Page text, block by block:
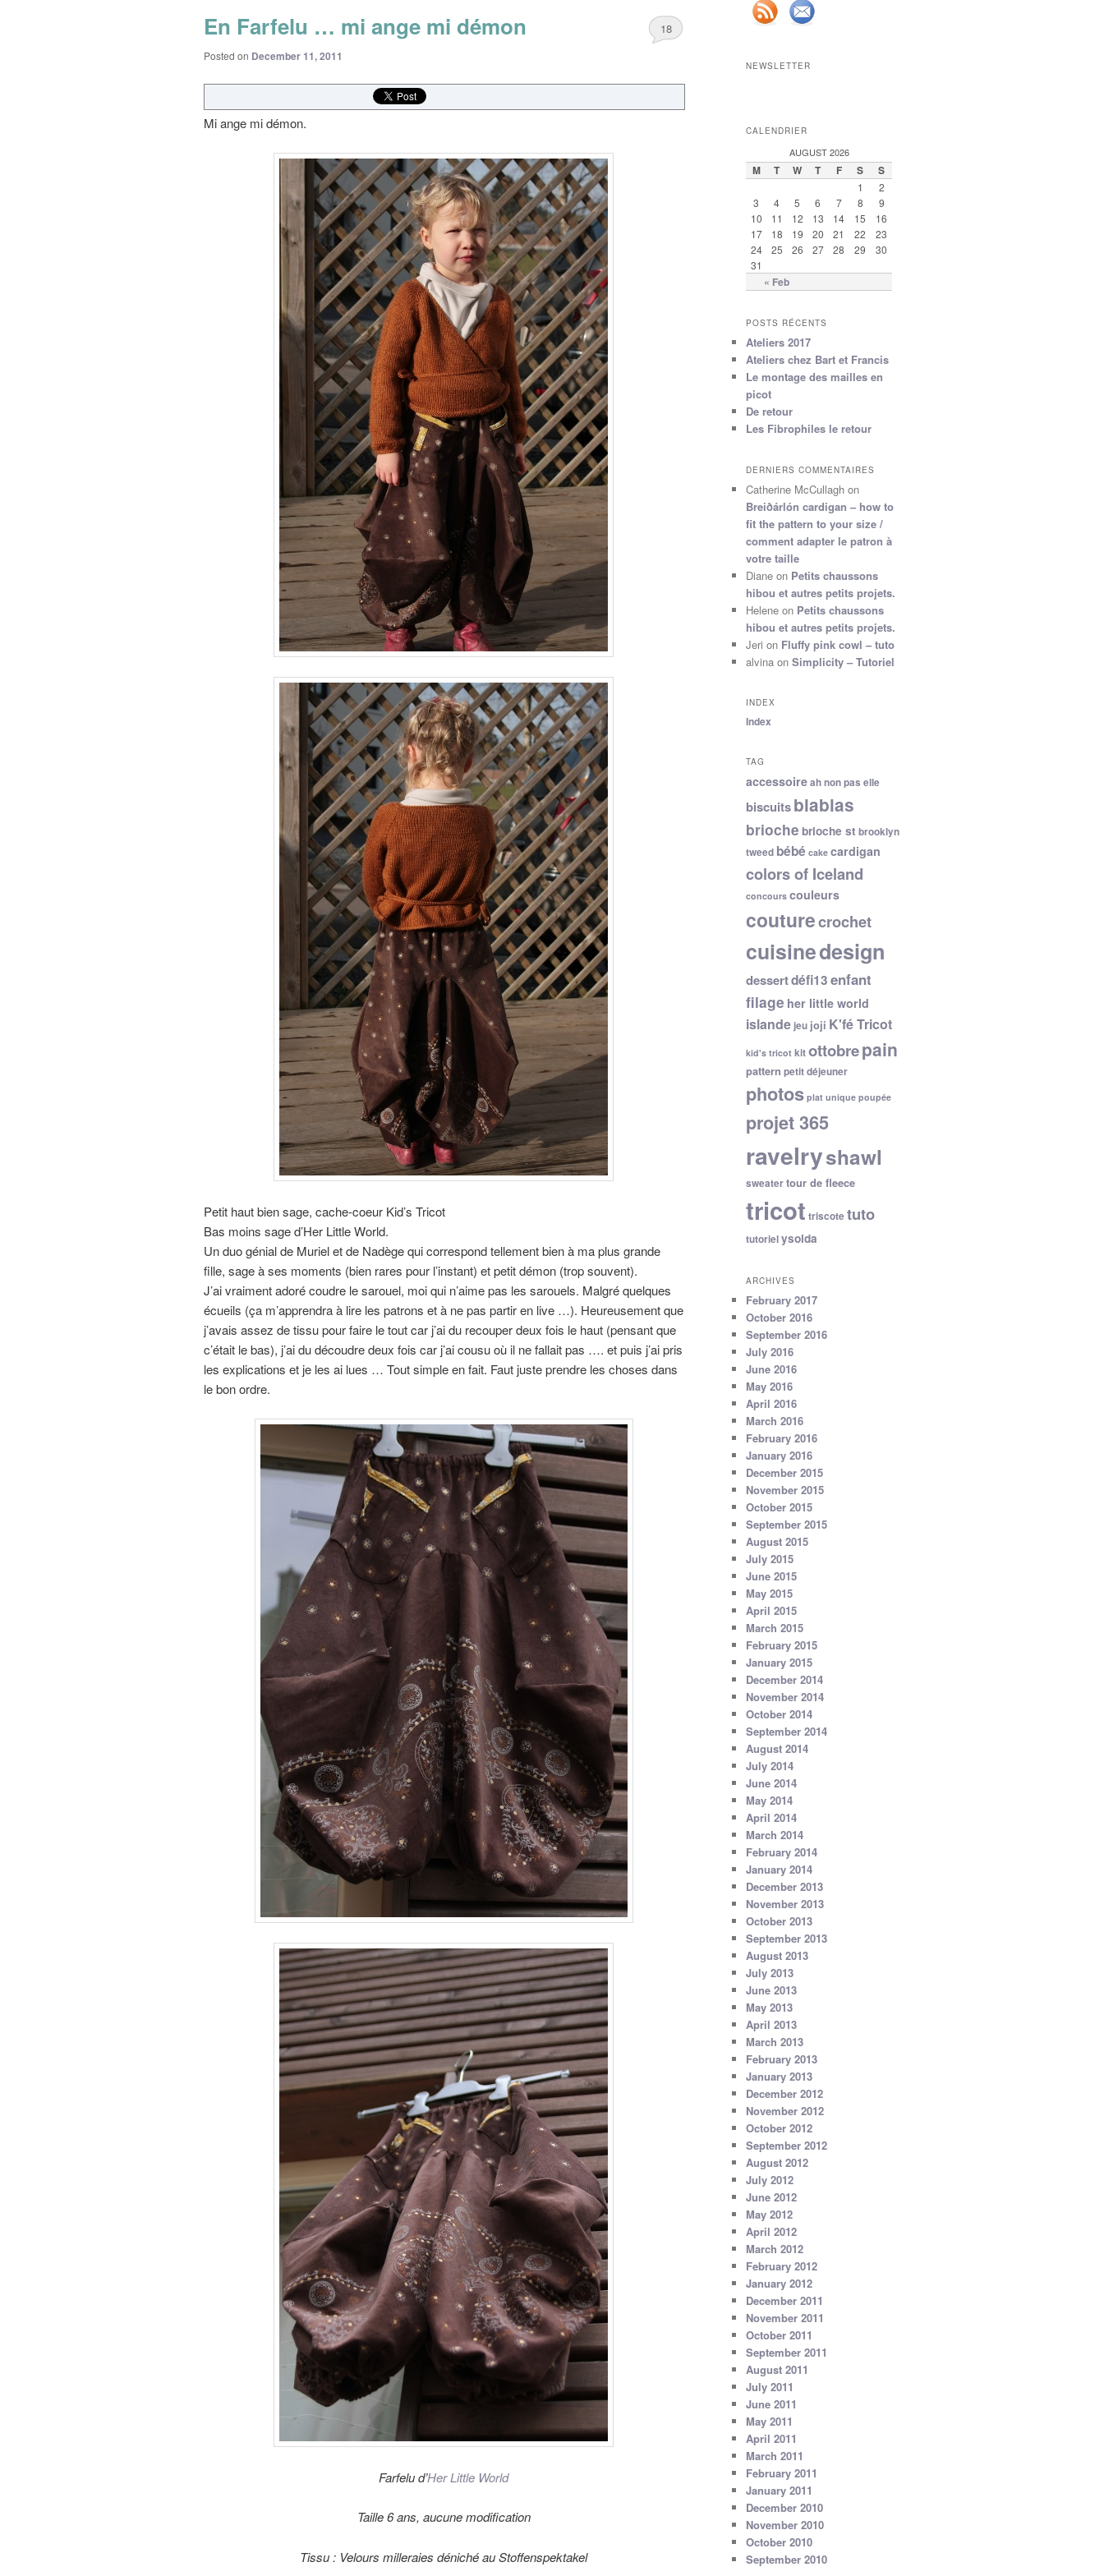
En Farfelu … mi ange mi démon
Posted on December 11, 2011
18
Mi ange mi démon.
Petit haut bien sage, cache-coeur Kid’s Tricot
Bas moins sage d’Her Little World.
Un duo génial de Muriel et de Nadège qui correspond tellement bien à ma plus grande
fille, sage à ses moments (bien rares pour l’instant) et petit démon (trop souvent).
J’ai vraiment adoré coudre le sarouel, moi qui n’aime pas les sarouels. Malgré quelques
écueils (ça m’apprendra à lire les patrons et à ne pas partir en live …). Heureusement que
j’avais assez de tissu pour faire le tout car j’ai du recouper deux fois le haut (pensant que
c’était le bas), j’ai du découdre deux fois car j’ai cousu où il ne fallait pas …. et puis j’ai pris
les explications et je les ai lues … Tout simple en fait. Faut juste prendre les choses dans
le bon ordre.
Farfelu d’Her Little World
Taille 6 ans, aucune modification
Tissu : Velours milleraies déniché au Stoffenspektakel
NEWSLETTER
CALENDRIER
AUGUST 2026
M T W T F S S
« Feb
1
2
3
4 5 6 7 8
9
10
11 12 13 14 15
16
17
18 19 20 21 22
23
24
25 26 27 28 29
30
31
POSTS RÉCENTS
Ateliers 2017
Ateliers chez Bart et Francis
Le montage des mailles en
picot
De retour
Les Fibrophiles le retour
DERNIERS COMMENTAIRES
Catherine McCullagh on
Breiðárlón cardigan – how to
fit the pattern to your size /
comment adapter le patron à
votre taille
Diane on Petits chaussons
hibou et autres petits projets.
Helene on Petits chaussons
hibou et autres petits projets.
Jeri on Fluffy pink cowl – tuto
alvina on Simplicity – Tutoriel
INDEX
Index
TAG
accessoireah non pas elle
biscuitsblablas
brioche brioche st brooklyn
tweed bébé cake cardigan
colors of Iceland
concours couleurs
couturecrochet
cuisinedesign
dessertdéfi13enfant
filage her little world
islande jeu joji K'fé Tricot
kid's tricot kitottobrepain
pattern petit déjeuner
photos plat unique poupée
projet 365
ravelryshawl
sweatertour de fleece
tricot triscote tuto
tutorielysolda
ARCHIVES
February 2017
October 2016
September 2016
July 2016
June 2016
May 2016
April 2016
March 2016
February 2016
January 2016
December 2015
November 2015
October 2015
September 2015
August 2015
July 2015
June 2015
May 2015
April 2015
March 2015
February 2015
January 2015
December 2014
November 2014
October 2014
September 2014
August 2014
July 2014
June 2014
May 2014
April 2014
March 2014
February 2014
January 2014
December 2013
November 2013
October 2013
September 2013
August 2013
July 2013
June 2013
May 2013
April 2013
March 2013
February 2013
January 2013
December 2012
November 2012
October 2012
September 2012
August 2012
July 2012
June 2012
May 2012
April 2012
March 2012
February 2012
January 2012
December 2011
November 2011
October 2011
September 2011
August 2011
July 2011
June 2011
May 2011
April 2011
March 2011
February 2011
January 2011
December 2010
November 2010
October 2010
September 2010